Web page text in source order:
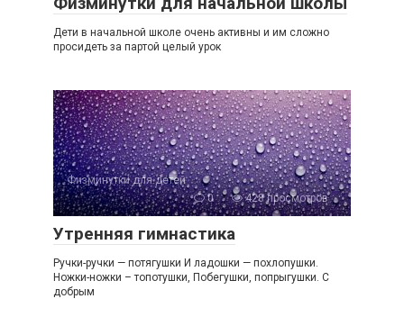
Дети в начальной школе очень активны и им сложно
просидеть за партой целый урок
Физминутки для детей
0
428 просмотров
Утренняя гимнастика
Ручки-ручки — потягушки И ладошки — похлопушки.
Ножки-ножки – топотушки, Побегушки, попрыгушки. С
добрым